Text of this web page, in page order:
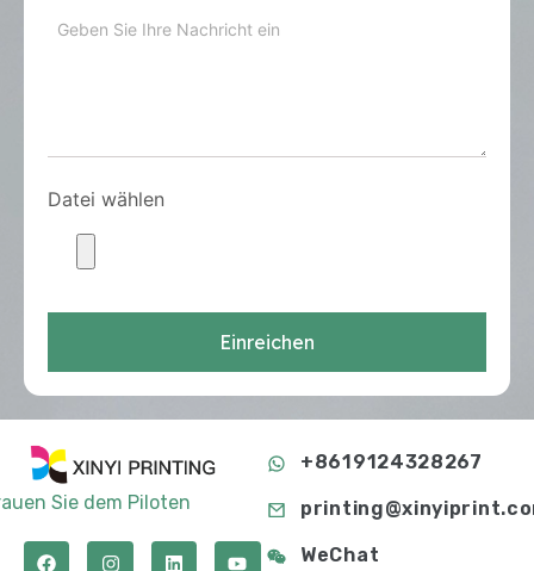
Datei wählen
Einreichen
Sie dem Piloten
+8619124328267
WeChat